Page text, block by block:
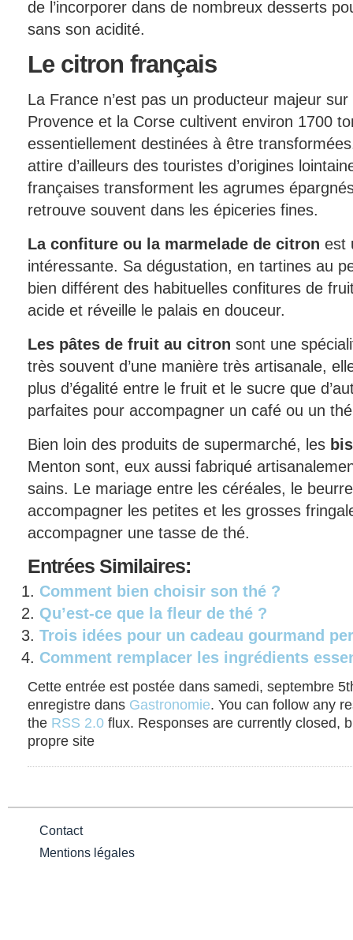
de l’incorporer dans de nombreux desserts
sans son acidité.
Lecitron français
La France n’est pas un producteur majeur
Provence et la Corse cultivent environ 1700
essentiellement destinées à être
attire d’ailleurs des touristes d’origines
françaises transforment les agrumes
retrouve souvent dans les épiceries fines.
La confiture ou la marmelade de citron est
intéressante. Sa dégustation, en tartines au
bien différent des habituelles confitures de
acide et réveille le palais en douceur.
Les pâtes de fruit au citron sont une
très souvent d’une manière très artisanale,
plus d’égalité entre le fruit et le sucre que
parfaites pour accompagner un café ou un
Bien loin des produits de supermarché, les
Menton sont, eux aussi fabriqué
sains. Le mariage entre les céréales, le
accompagner les petites et les grosses
accompagner une tasse de thé.
Entrées Similaires:
Comment bien choisir son thé ?
Qu’est-ce que la fleur de thé ?
Trois idées pour un cadeau gourmand
Comment remplacer les ingrédients
Cette entrée est postée dans samedi, septembre
enregistre dans Gastronomie. You can follow any
the RSS 2.0 flux. Responses are currently closed,
propre site
Contact
Mentions légales